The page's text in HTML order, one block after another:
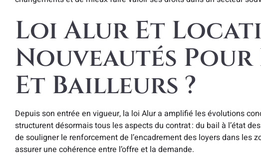
Loi Alur Et
Nouveautés
Et Bailleurs ?
Depuis son entrée en vigueur, la loi Alur a amplifié les évolutions
structurent désormais tous les aspects du contrat : du bail à l’état
de souligner le renforcement de l’encadrement des loyers dans les
assurer une cohérence entre l’offre et la demande.